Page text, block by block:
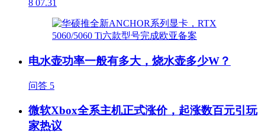
8 07.31
电水壶功率一般有多大，烧水壶多少W？
问答 5
微软Xbox全系主机正式涨价，起涨数百元引玩
家热议